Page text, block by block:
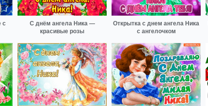
с
С днём ангела Ника —
красивые розы
Открытка с днем ангела Ника
с ангелочком